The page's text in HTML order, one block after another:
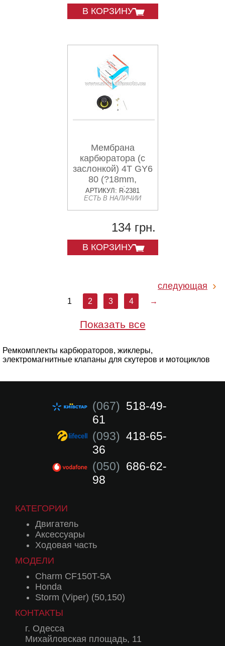
В КОРЗИНУ
Мембрана
карбюратора (с
заслонкой) 4T GY6
80 (?18mm,
основная) CK
АРТИКУЛ: R-2381
ЕСТЬ В НАЛИЧИИ
134 грн.
В КОРЗИНУ
следующая
1 2 3 4 →
Показать все
Ремкомплекты карбюраторов, жиклеры,
электромагнитные клапаны для скутеров и мотоциклов
(067) 518-49-
61
(093) 418-65-
36
(050) 686-62-
98
КАТЕГОРИИ
Двигатель
Аксессуары
Ходовая часть
МОДЕЛИ
Charm CF150T-5A
Honda
Storm (Viper) (50,150)
КОНТАКТЫ
г. Одесса
Михайловская площадь, 11